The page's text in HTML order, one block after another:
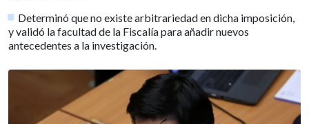
Determinó que no existe arbitrariedad en dicha imposición,
y validó la facultad de la Fiscalía para añadir nuevos
antecedentes a la investigación.